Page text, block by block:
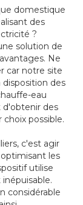
domestique
des
?
solution de
Ne
car notre site
disposition des
eau
d'obtenir des
possible.
c'est agir
les
utilise
considérable